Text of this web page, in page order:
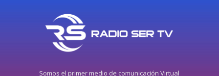
Somos el primer medio de comunicación Virtual